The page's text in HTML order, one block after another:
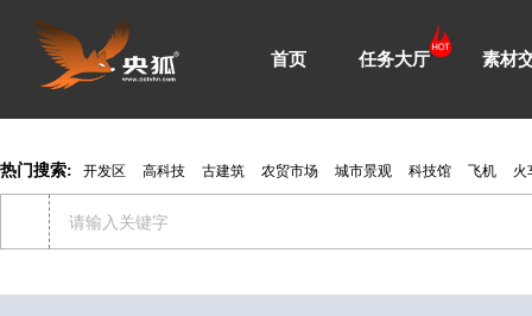
首页 任务大厅 素材
热门搜索: 开发区 高科技 古建筑 农贸市场 城市景观 科技馆 飞机 火